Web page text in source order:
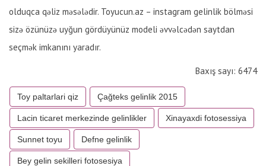
olduqca qəliz məsələdir. Toyucun.az – instagram gelinlik bölməsi
sizə özünüzə uyğun gördüyünüz modeli əvvəlcədən saytdan
seçmək imkanını yaradır.
Baxış sayı: 6474
Toy paltarlari qiz Çağteks gelinlik 2015
Lacin ticaret merkezinde gelinlikler Xinayaxdi fotosessiya
Sunnet toyu Defne gelinlik
Bey gelin sekilleri fotosesiya